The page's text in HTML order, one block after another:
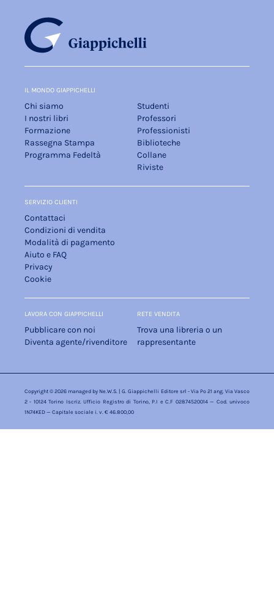
IL MONDO GIAPPICHELLI
Chi siamo
I nostri libri
Formazione
Rassegna Stampa
Programma Fedeltà
Studenti
Professori
Professionisti
Biblioteche
Collane
Riviste
SERVIZIO CLIENTI
Contattaci
Condizioni di vendita
Modalità di pagamento
Aiuto e FAQ
Privacy
Cookie
LAVORA CON GIAPPICHELLI
Pubblicare con noi
Diventa agente/rivenditore
RETE VENDITA
Trova una libreria o un
rappresentante
Copyright © 2026 managed by Ne.W.S. | G. Giappichelli Editore srl - Via Po 21 ang. Via Vasco
2 - 10124 Torino Iscriz. Ufficio Registro di Torino, P.I e C.F 02874520014 — Cod. univoco
1N74KED — Capitale sociale i. v. € 46.800,00